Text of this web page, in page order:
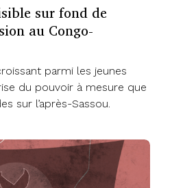
sur fond de
au Congo-
parmi les jeunes
du pouvoir à mesure que
sur l’après-Sassou.